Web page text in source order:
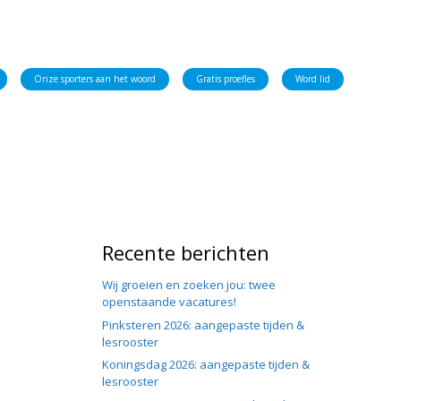
Onze sporters aan het woord Gratis proefles Word lid
Recente berichten
Wij groeien en zoeken jou: twee
openstaande vacatures!
Pinksteren 2026: aangepaste tijden &
lesrooster
Koningsdag 2026: aangepaste tijden &
lesrooster